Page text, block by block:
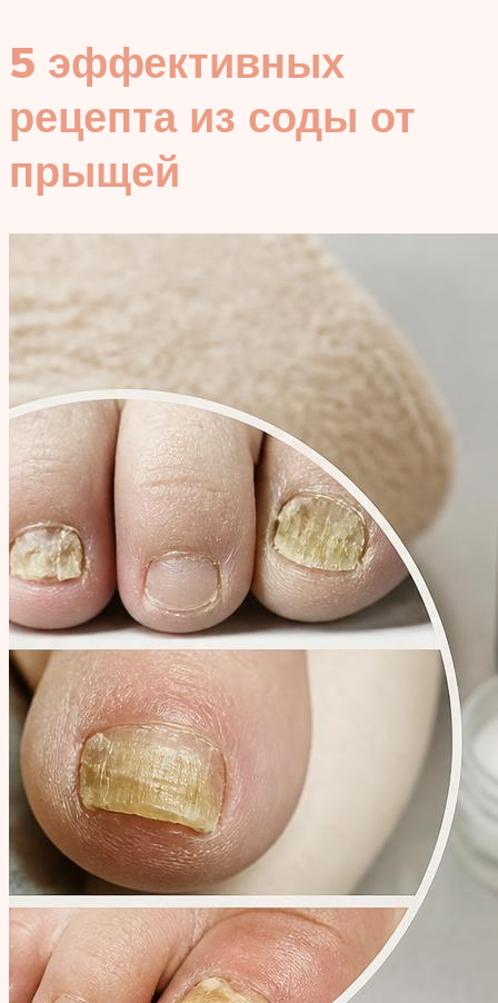
5 эффективных
рецепта из соды от
прыщей